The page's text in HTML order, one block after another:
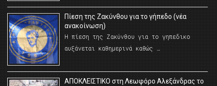
Πίεση της Ζακύνθου για το γήπεδο (νέα
ανακοίνωση)
Η πίεση της Ζακύνθου για το γηπεδικο
αυξάνεται καθημερινά καθώς …
AΠΟΚΛΕΙΣΤΙΚΟ στη Λεωφόρο Αλεξάνδρας το